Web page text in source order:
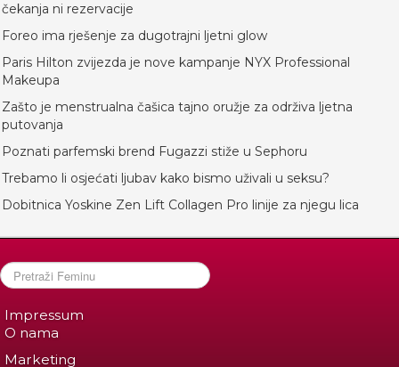
čekanja ni rezervacije
Foreo ima rješenje za dugotrajni ljetni glow
Paris Hilton zvijezda je nove kampanje NYX Professional
Makeupa
Zašto je menstrualna čašica tajno oružje za održiva ljetna
putovanja
Poznati parfemski brend Fugazzi stiže u Sephoru
Trebamo li osjećati ljubav kako bismo uživali u seksu?
Dobitnica Yoskine Zen Lift Collagen Pro linije za njegu lica
Impressum
O nama
Marketing